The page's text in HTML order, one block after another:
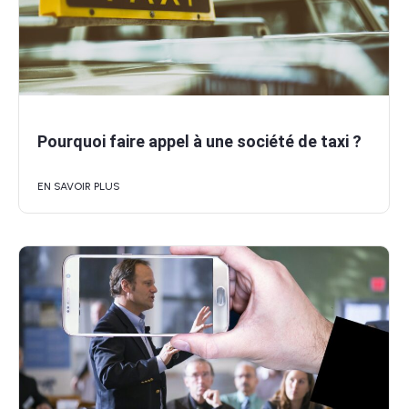
Pourquoi faire appel à une société de taxi ?
EN SAVOIR PLUS